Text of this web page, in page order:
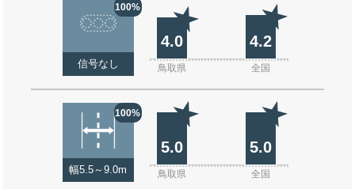
100%
信号なし
4.0 4.2
鳥取県 全国
100%
幅5.5～9.0m
5.0 5.0
鳥取県 全国